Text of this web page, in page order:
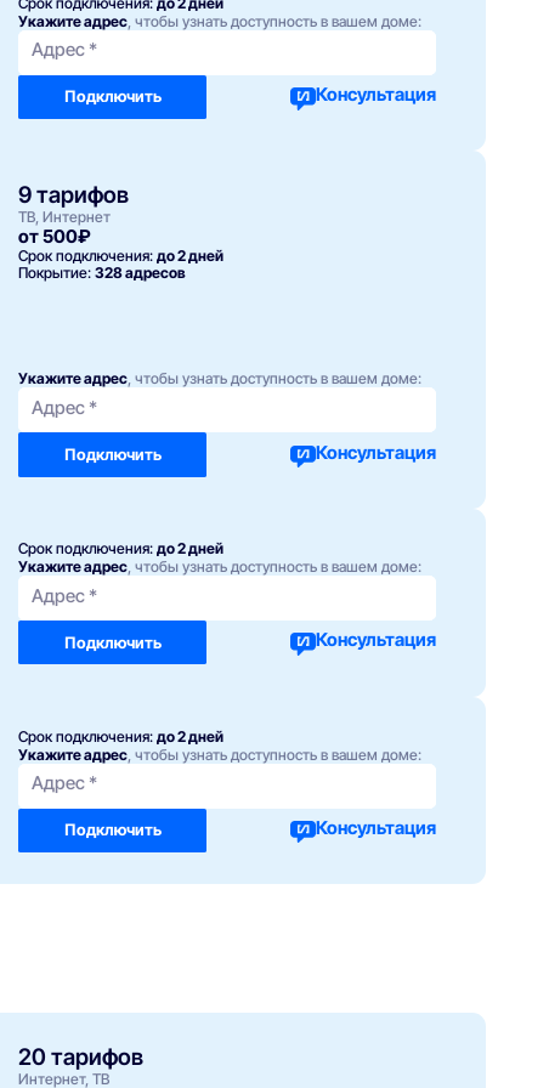
Укажите адрес , чтобы узнать доступность в вашем доме:
Адрес *
Подключить Консультация
9 тарифов
ТВ, Интернет
от 500₽
Срок подключения:до 2 дней
Покрытие:328 адресов
Укажите адрес, чтобы узнать доступность в вашем доме:
Адрес *
Подключить Консультация
Срок подключения:до 2 дней
Укажите адрес, чтобы узнать доступность в вашем доме:
Адрес *
Подключить Консультация
Срок подключения:до 2 дней
Укажите адрес , чтобы узнать доступность в вашем доме:
Адрес *
Подключить Консультация
20 тарифов
Интернет, ТВ